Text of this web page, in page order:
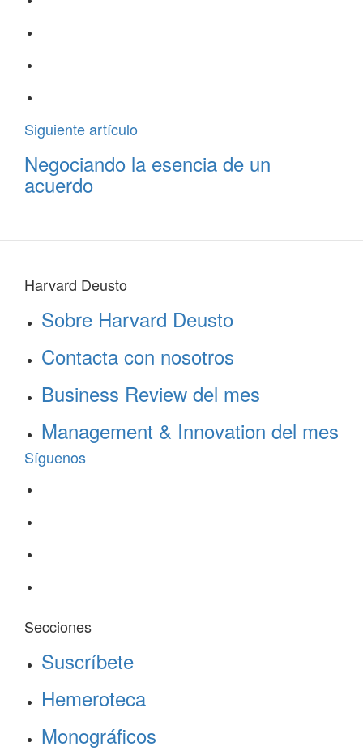
Siguiente artículo
Negociando la esencia de un
acuerdo
Harvard Deusto
Sobre Harvard Deusto
Contacta con nosotros
Business Review del mes
Management & Innovation del mes
Síguenos
Secciones
Suscríbete
Hemeroteca
Monográficos